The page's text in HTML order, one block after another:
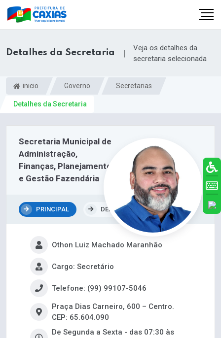
Detalhes da Secretaria |
Veja os detalhes da
secretaria selecionada
inicio Governo Secretarias
Detalhes da Secretaria
Secretaria Municipal de
Administração,
Finanças, Planejamento
e Gestão Fazendária
PRINCIPAL DEPARTAMENTOS
Othon Luiz Machado Maranhão
Cargo: Secretário
Telefone: (99) 99107-5046
Praça Dias Carneiro, 600 – Centro.
CEP: 65.604.090
De Segunda a Sexta - das 07:30 às